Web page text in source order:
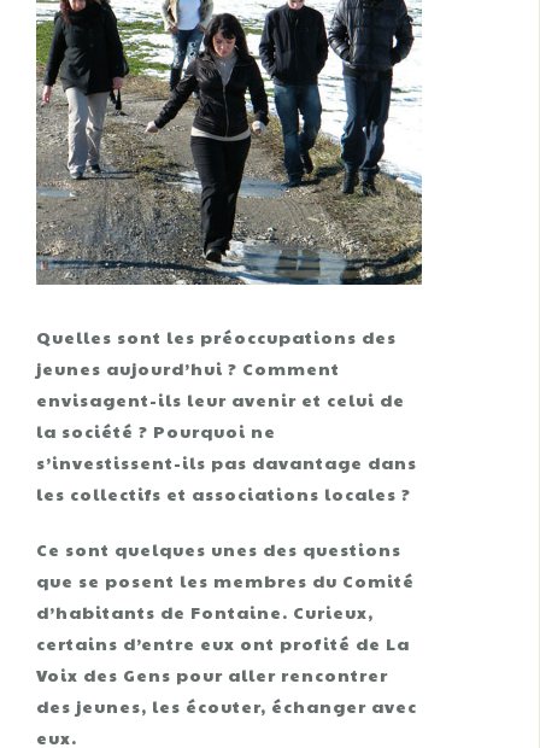
Quelles sont les préoccupations des
jeunes aujourd’hui ? Comment
envisagent-ils leur avenir et celui de
la société ? Pourquoi ne
s’investissent-ils pas davantage dans
les collectifs et associations locales ?
Ce sont quelques unes des questions
que se posent les membres du Comité
d’habitants de Fontaine. Curieux,
certains d’entre eux ont profité de La
Voix des Gens pour aller rencontrer
des jeunes, les écouter, échanger avec
eux.